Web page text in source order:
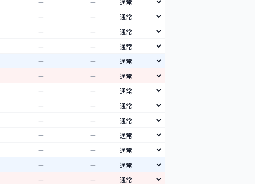
—
—
—
—
—
—
—
—
—
—
—
—
—
—
—
—
—
—
—
—
—
—
—
—